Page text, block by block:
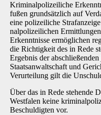
Kriminalpolizeiliche
fußen grundsätzlich auf
eine polizeiliche
nalpolizeilichen
Erkenntnisse ermöglichen
die Richtigkeit des in Rede
Ergebnis der
Staatsanwaltschaft und
Verurteilung gilt die
Über das in Rede stehende
Westfalen keine
Beschuldigten vor.